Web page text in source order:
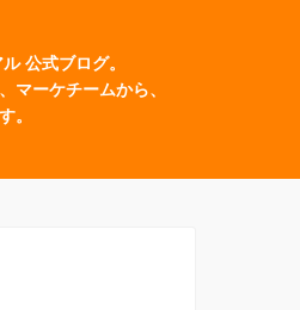
公式ブログ。
マーケチームから、
。